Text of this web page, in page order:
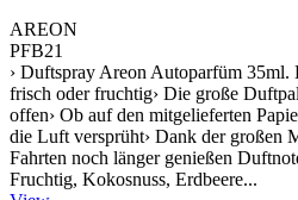
AREON
PFB21
› Duftspray Areon Autoparfüm 35ml.
frisch oder fruchtig› Die große
offen› Ob auf den mitgelieferten
die Luft versprüht› Dank der großen
Fahrten noch länger genießen
Fruchtig, Kokosnuss, Erdbeere...